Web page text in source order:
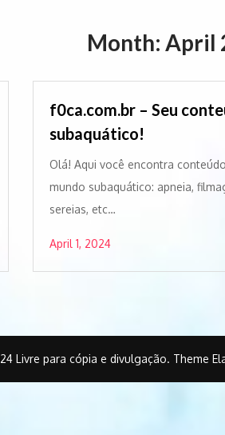
Month: April
f0ca.com.br – Seu
subaquático!
Olá! Aqui você encontra
mundo subaquático: apneia,
sereias, etc…
April 1, 2024
Livre para cópia e divulgação. Theme